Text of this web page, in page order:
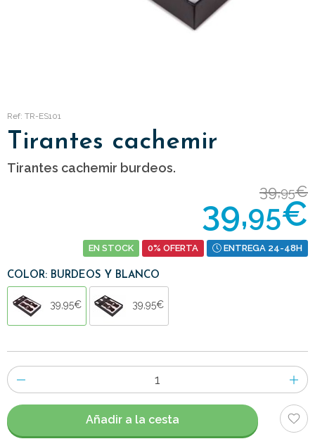
Ref: TR-ES101
Tirantes cachemir
Tirantes cachemir burdeos.
39,95€
39,95€
EN STOCK 0% OFERTA ENTREGA 24-48H
COLOR: BURDEOS Y BLANCO
39,95€ 39,95€
Número
de
artículos
Añadir a la cesta